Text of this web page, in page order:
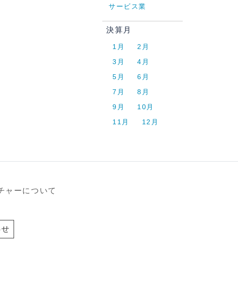
サービス業
決算月
1月
2月
3月
4月
5月
6月
7月
8月
9月
10月
11月
12月
ャーについて